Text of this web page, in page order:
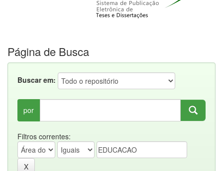
Página de Busca
Buscar em:
por
Filtros correntes: